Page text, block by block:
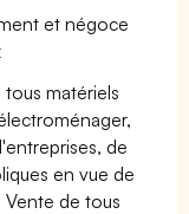
et négoce
matériels
de
en vue de
de tous